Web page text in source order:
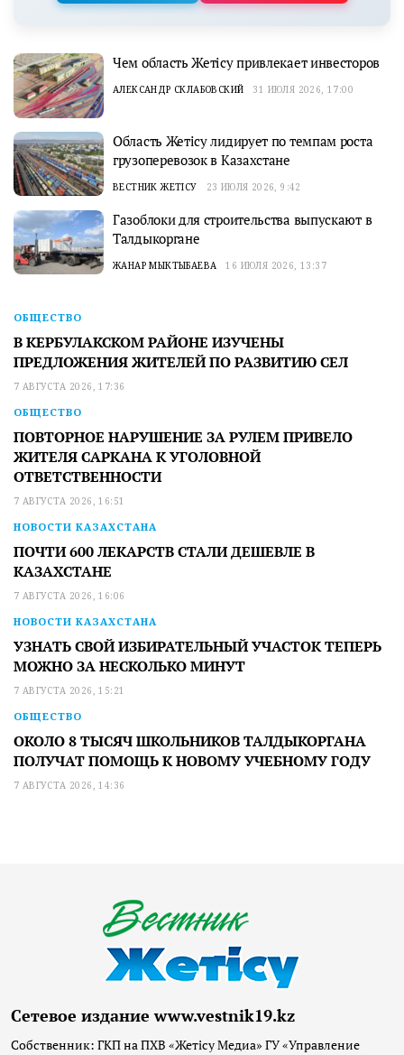
Чем область Жетісу привлекает инвесторов
АЛЕКСАНДР СКЛАБОВСКИЙ 31 ИЮЛЯ 2026, 17:00
Область Жетісу лидирует по темпам роста
грузоперевозок в Казахстане
ВЕСТНИК ЖЕТІСУ 23 ИЮЛЯ 2026, 9:42
Газоблоки для строительства выпускают в
Талдыкоргане
ЖАНАР МЫКТЫБАЕВА 16 ИЮЛЯ 2026, 13:37
ОБЩЕСТВО
В КЕРБУЛАКСКОМ РАЙОНЕ ИЗУЧЕНЫ
ПРЕДЛОЖЕНИЯ ЖИТЕЛЕЙ ПО РАЗВИТИЮ СЕЛ
7 АВГУСТА 2026, 17:36
ОБЩЕСТВО
ПОВТОРНОЕ НАРУШЕНИЕ ЗА РУЛЕМ ПРИВЕЛО
ЖИТЕЛЯ САРКАНА К УГОЛОВНОЙ
ОТВЕТСТВЕННОСТИ
7 АВГУСТА 2026, 16:51
НОВОСТИ КАЗАХСТАНА
ПОЧТИ 600 ЛЕКАРСТВ СТАЛИ ДЕШЕВЛЕ В
КАЗАХСТАНЕ
7 АВГУСТА 2026, 16:06
НОВОСТИ КАЗАХСТАНА
УЗНАТЬ СВОЙ ИЗБИРАТЕЛЬНЫЙ УЧАСТОК ТЕПЕРЬ
МОЖНО ЗА НЕСКОЛЬКО МИНУТ
7 АВГУСТА 2026, 15:21
ОБЩЕСТВО
ОКОЛО 8 ТЫСЯЧ ШКОЛЬНИКОВ ТАЛДЫКОРГАНА
ПОЛУЧАТ ПОМОЩЬ К НОВОМУ УЧЕБНОМУ ГОДУ
7 АВГУСТА 2026, 14:36
Сетевое издание www.vestnik19.kz
Собственник: ГКП на ПХВ «Жетісу Медиа» ГУ «Управление